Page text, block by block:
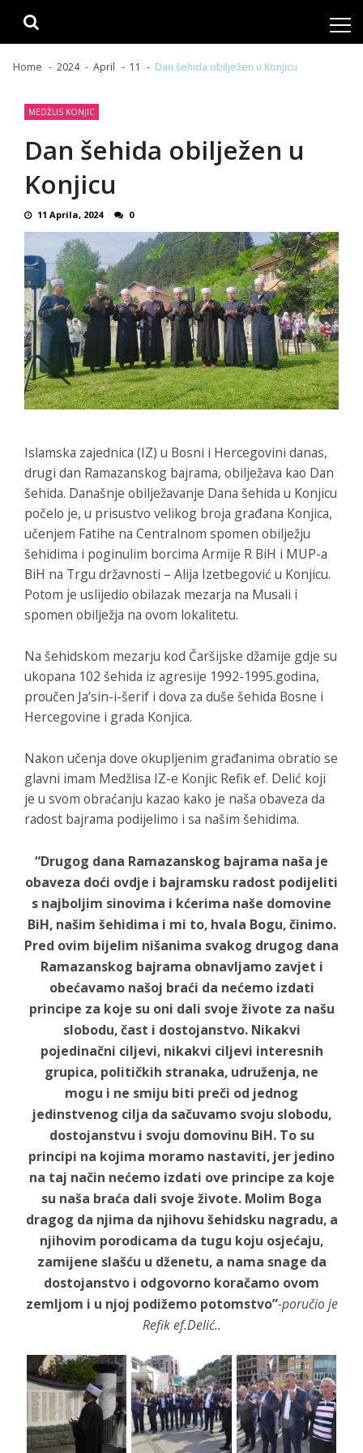
Home 2024 April 11 Dan šehida obilježen u Konjicu
MEDŽLIS KONJIC
Dan šehida obilježen u
Konjicu
11 Aprila, 2024 0
Islamska zajednica (IZ) u Bosni i Hercegovini danas,
drugi dan Ramazanskog bajrama, obilježava kao Dan
šehida. Današnje obilježavanje Dana šehida u Konjicu
počelo je, u prisustvo velikog broja građana Konjica,
učenjem Fatihe na Centralnom spomen obilježju
šehidima i poginulim borcima Armije R BiH i MUP-a
BiH na Trgu državnosti – Alija Izetbegović u Konjicu.
Potom je uslijedio obilazak mezarja na Musali i
spomen obilježja na ovom lokalitetu.
Na šehidskom mezarju kod Čaršijske džamije gdje su
ukopana 102 šehida iz agresije 1992-1995.godina,
proučen Ja’sin-i-šerif i dova za duše šehida Bosne i
Hercegovine i grada Konjica.
Nakon učenja dove okupljenim građanima obratio se
glavni imam Medžlisa IZ-e Konjic Refik ef. Delić koji
je u svom obraćanju kazao kako je naša obaveza da
radost bajrama podijelimo i sa našim šehidima.
“Drugog dana Ramazanskog bajrama naša je
obaveza doći ovdje i bajramsku radost podijeliti
s najboljim sinovima i kćerima naše domovine
BiH, našim šehidima i mi to, hvala Bogu, činimo.
Pred ovim bijelim nišanima svakog drugog dana
Ramazanskog bajrama obnavljamo zavjet i
obećavamo našoj braći da nećemo izdati
principe za koje su oni dali svoje živote za našu
slobodu, čast i dostojanstvo. Nikakvi
pojedinačni ciljevi, nikakvi ciljevi interesnih
grupica, političkih stranaka, udruženja, ne
mogu i ne smiju biti preči od jednog
jedinstvenog cilja da sačuvamo svoju slobodu,
dostojanstvu i svoju domovinu BiH. To su
principi na kojima moramo nastaviti, jer jedino
na taj način nećemo izdati ove principe za koje
su naša braća dali svoje živote. Molim Boga
dragog da njima da njihovu šehidsku nagradu, a
njihovim porodicama da tugu koju osjećaju,
zamijene slašću u dženetu, a nama snage da
dostojanstvo i odgovorno koračamo ovom
zemljom i u njoj podižemo potomstvo”-poručio je
Refik ef.Delić..